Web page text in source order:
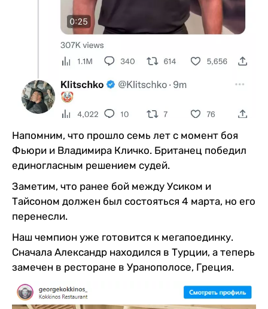
Напомним, что прошло семь лет с момент боя
Фьюри и Владимира Кличко. Британец победил
единогласным решением судей.
Заметим, что ранее бой между Усиком и
Тайсоном должен был состояться 4 марта, но его
перенесли.
Наш чемпион уже готовится к мегапоединку.
Сначала Александр находился в Турции, а теперь
замечен в ресторане в Уранополосе, Греция.